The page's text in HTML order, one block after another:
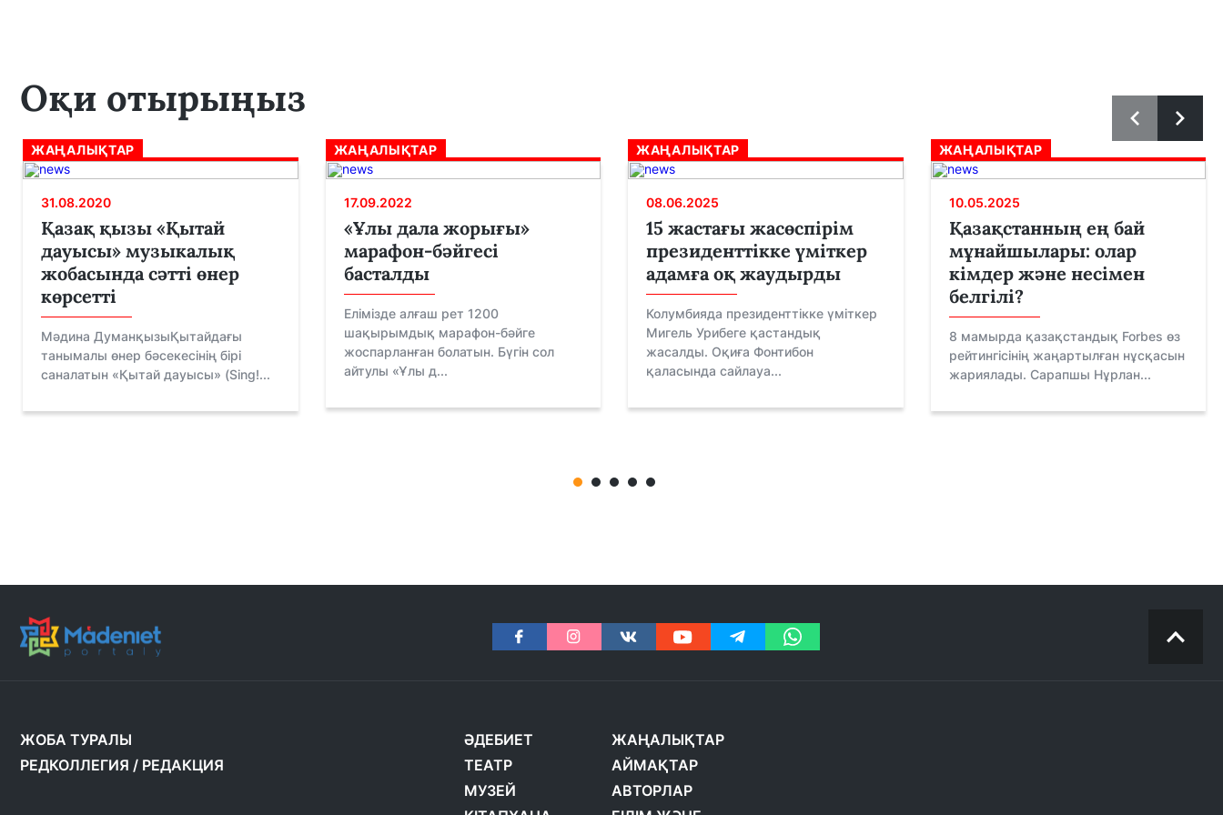
Оқи отырыңыз
ЖАҢАЛЫҚТАР
31.08.2020
Қазақ қызы «Қытай
дауысы» музыкалық
жобасында сәтті өнер
көрсетті
Мәдина ДуманқызыҚытайдағы
танымалы өнер бәсекесінің бірі
саналатын «Қытай дауысы» (Sing!...
ЖАҢАЛЫҚТАР
17.09.2022
«Ұлы дала жорығы»
марафон-бәйгесі
басталды
Елімізде алғаш рет 1200
шақырымдық марафон-бәйге
жоспарланған болатын. Бүгін сол
айтулы «Ұлы д...
ЖАҢАЛЫҚТАР
08.06.2025
15 жастағы жасөспірім
президенттікке үміткер
адамға оқ жаудырды
Колумбияда президенттікке үміткер
Мигель Урибеге қастандық
жасалды. Оқиға Фонтибон
қаласында сайлауа...
ЖАҢАЛЫҚТАР
10.05.2025
Қазақстанның ең бай
мұнайшылары: олар
кімдер және несімен
белгілі?
8 мамырда қазақстандық Forbes өз
рейтингісінің жаңартылған нұсқасын
жариялады. Сарапшы Нұрлан...
ЖОБА ТУРАЛЫ
РЕДКОЛЛЕГИЯ / РЕДАКЦИЯ
ӘДЕБИЕТ
ТЕАТР
МУЗЕЙ
ЖАҢАЛЫҚТАР
АЙМАҚТАР
АВТОРЛАР